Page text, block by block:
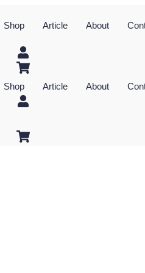
Shop Article About
Shop Article About